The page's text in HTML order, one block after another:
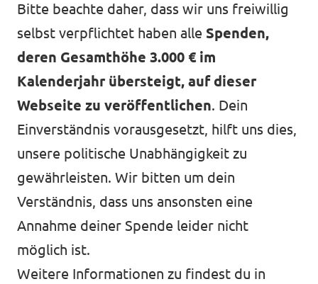
Bitte beachte daher, dass wir uns freiwillig
selbst verpflichtet haben alle Spenden,
deren Gesamthöhe 3.000 € im
Kalenderjahr übersteigt, auf dieser
Webseite zu veröffentlichen. Dein
Einverständnis vorausgesetzt, hilft uns dies,
unsere politische Unabhängigkeit zu
gewährleisten. Wir bitten um dein
Verständnis, dass uns ansonsten eine
Annahme deiner Spende leider nicht
möglich ist.
Weitere Informationen zu findest du in